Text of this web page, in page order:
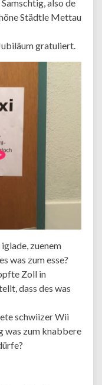
also de
Städtle Mettau
gratuliert.
zuenem
was zum esse?
Zoll in
dass des was
schwiizer Wii
was zum knabbere